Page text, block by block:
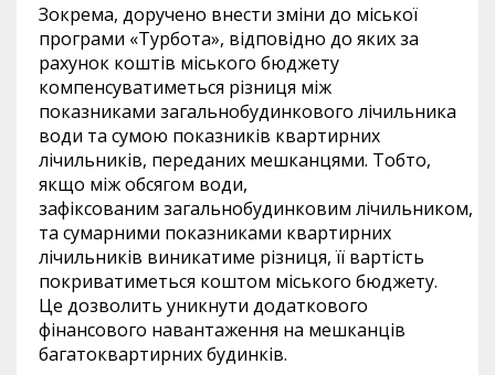
Зокрема, доручено внести зміни до міської
програми «Турбота», відповідно до яких за
рахунок коштів міського бюджету
компенсуватиметься різниця між
показниками загальнобудинкового лічильника
води та сумою показників квартирних
лічильників, переданих мешканцями. Тобто,
якщо між обсягом води,
зафіксованим загальнобудинковим лічильником,
та сумарними показниками квартирних
лічильників виникатиме різниця, її вартість
покриватиметься коштом міського бюджету.
Це дозволить уникнути додаткового
фінансового навантаження на мешканців
багатоквартирних будинків.